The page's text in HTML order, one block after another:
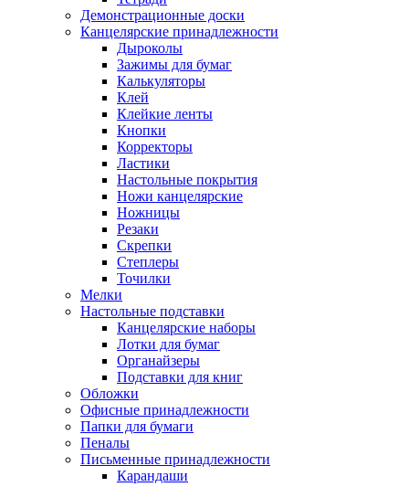
Демонстрационные доски
Канцелярские принадлежности
Дыроколы
Зажимы для бумаг
Калькуляторы
Клей
Клейкие ленты
Кнопки
Корректоры
Ластики
Настольные покрытия
Ножи канцелярские
Ножницы
Резаки
Скрепки
Степлеры
Точилки
Мелки
Настольные подставки
Канцелярские наборы
Лотки для бумаг
Органайзеры
Подставки для книг
Обложки
Офисные принадлежности
Папки для бумаги
Пеналы
Письменные принадлежности
Карандаши